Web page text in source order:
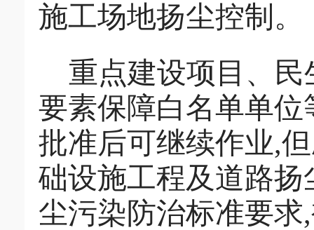
施工场地扬尘控制。
重点建设项目、
要素保障白名单单
批准后可继续作业,
础设施工程及道路
尘污染防治标准要求,